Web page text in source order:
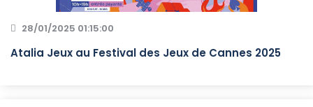
28/01/2025 01:15:00
Atalia Jeux au Festival des Jeux de Cannes 2025